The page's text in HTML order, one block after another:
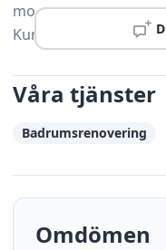
moderna
Kungsängen med alla
Våra tjänster
Badrumsrenovering
Omdömen